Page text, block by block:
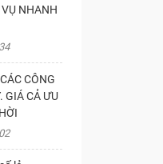
VỤ NHANH
CÔNG
GIÁ CẢ ƯU